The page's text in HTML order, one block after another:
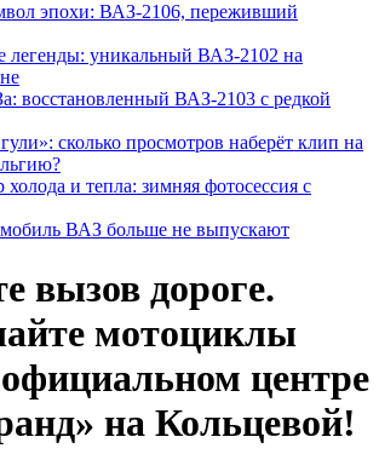
эпохи: ВАЗ-2106, переживший
легенды: уникальный ВАЗ-2102 на
восстановленный ВАЗ-2103 с редкой
сколько просмотров наберёт клип на
и тепла: зимняя фотосессия с
ВАЗ больше не выпускают
вызов дороге.
мотоциклы
центре
на Кольцевой!